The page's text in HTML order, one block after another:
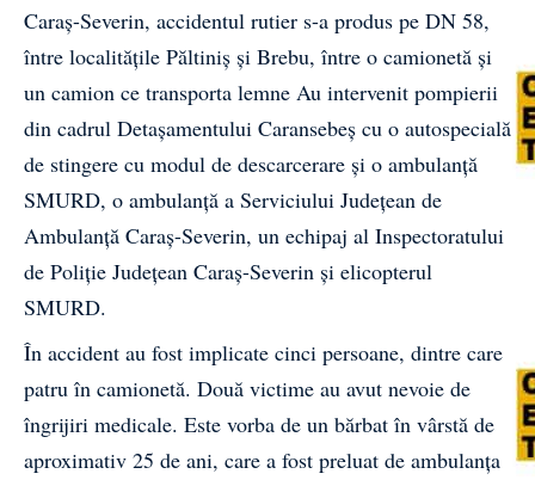
Caraș-Severin, accidentul rutier s-a produs pe DN 58,
între localitățile Păltiniș și Brebu, între o camionetă și
un camion ce transporta lemne Au intervenit pompierii
din cadrul Detașamentului Caransebeș cu o autospecială
de stingere cu modul de descarcerare și o ambulanță
SMURD, o ambulanță a Serviciului Județean de
Ambulanță Caraș-Severin, un echipaj al Inspectoratului
de Poliție Județean Caraș-Severin și elicopterul
SMURD.
În accident au fost implicate cinci persoane, dintre care
patru în camionetă. Două victime au avut nevoie de
îngrijiri medicale. Este vorba de un bărbat în vârstă de
aproximativ 25 de ani, care a fost preluat de ambulanța